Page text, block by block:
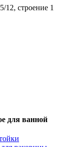
12, строение 1
для ванной